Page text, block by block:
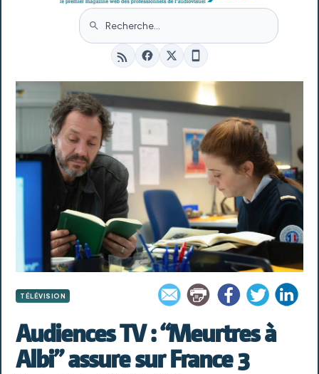
TÉLÉVISION
Audiences TV : “Meurtres à
Albi” assure sur France 3